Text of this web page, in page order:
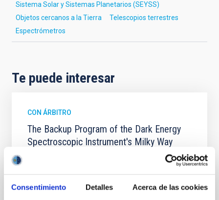
Consentimiento Detalles Acerca de las cookies
Sistema Solar y Sistemas Planetarios (SEYSS)
Objetos cercanos a la Tierra
Telescopios terrestres
Espectrómetros
Te puede interesar
CON ÁRBITRO
The Backup Program of the Dark Energy
Spectroscopic Instrument's Milky Way
Spectroscopic Instrument (DESI) on the Nicholas U.